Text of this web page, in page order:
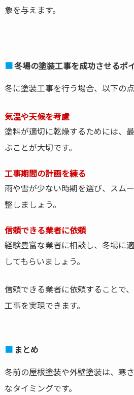
象を与えます。
冬場の塗装工事を成功させるポ
冬に塗装工事を行う場合、以下の
気温や天候を考慮
塗料が適切に乾燥するためには、
ぶことが大切です。
工事期間の計画を練る
雨や雪が少ない時期を選び、スム
整しましょう。
信頼できる業者に依頼
経験豊富な業者に相談し、冬場に
してもらいましょう。
信頼できる業者に依頼することで
工事を実現できます。
まとめ
冬前の屋根塗装や外壁塗装は、寒
なタイミングです。